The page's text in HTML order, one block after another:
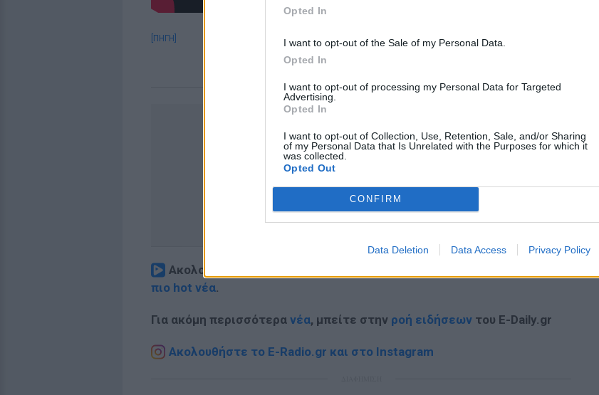
Opted In
I want to opt-out of the Sale of my Personal Data.
Opted In
I want to opt-out of processing my Personal Data for Targeted
Advertising.
Opted In
I want to opt-out of Collection, Use, Retention, Sale, and/or Sharing
of my Personal Data that Is Unrelated with the Purposes for which it
was collected.
Opted Out
CONFIRM
Data Deletion Data Access Privacy Policy
[ΠΗΓΗ]
ΔΙΑΦΗΜΙΣΗ
Ακολουθήστε το E-Radio.gr στο
πιο hot νέα.
Για ακόμη περισσότερα νέα, μπείτε στην ροή ειδήσεων του E-Daily.gr
Ακολουθήστε το E-Radio.gr και στο Instagram